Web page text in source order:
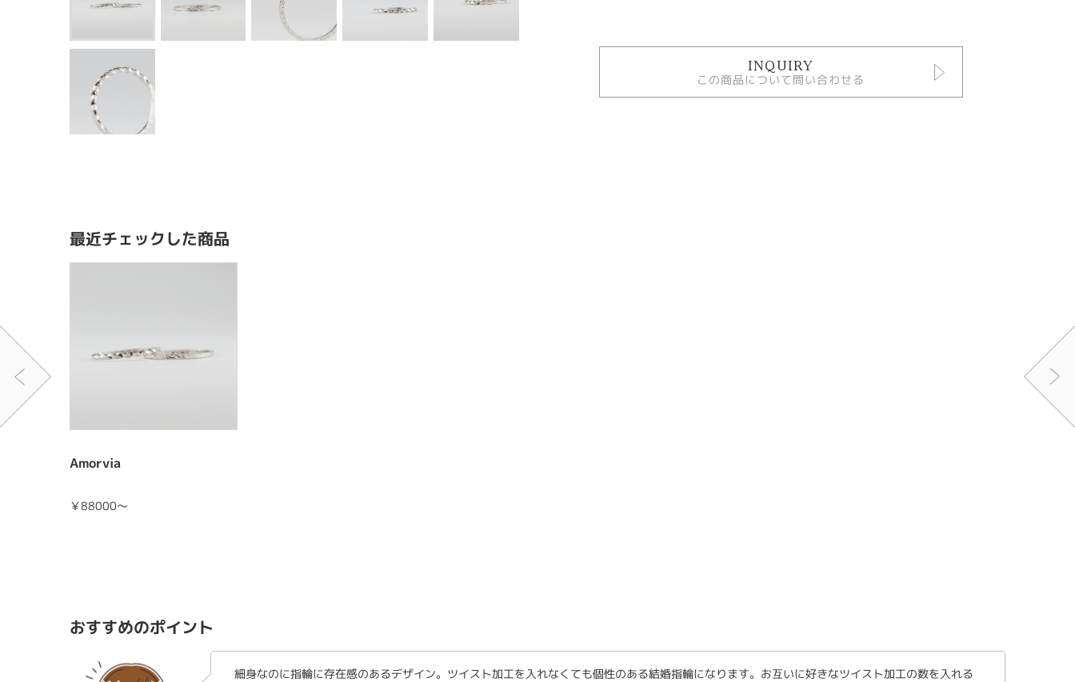
INQUIRY
この商品について問い合わせる
最近チェックした商品
Amorvia
￥88000～
おすすめのポイント
細身なのに指輪に存在感のあるデザイン。ツイスト加工を入れなくても個性のある結婚指輪になります。お互いに好きなツイスト加工の数を入れる